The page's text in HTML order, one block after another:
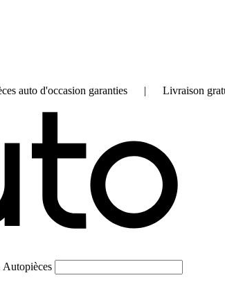
pièces auto d'occasion garanties | Livraison
Autopièces